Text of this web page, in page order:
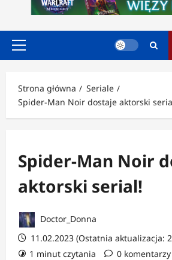
Menu
Strona główna
Seriale
Spider-Man Noir dostaje aktorski
Spider-Man Noir
aktorski serial!
Doctor_Donna
11.02.2023 (Ostatnia aktualizacja:
1 minut czytania
0 komentarzy